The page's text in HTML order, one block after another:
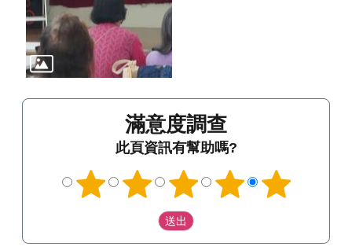
滿意度調查
此頁資訊有幫助嗎?